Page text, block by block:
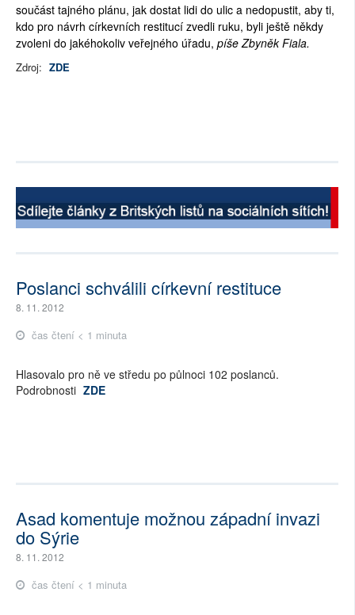
součást tajného plánu, jak dostat lidi do ulic a nedopustit, aby ti,
kdo pro návrh církevních restitucí zvedli ruku, byli ještě někdy
zvoleni do jakéhokoliv veřejného úřadu, píše Zbyněk Fiala.
Zdroj: ZDE
Poslanci schválili církevní restituce
8. 11. 2012
čas čtení < 1 minuta
Hlasovalo pro ně ve středu po půlnoci 102 poslanců.
Podrobnosti ZDE
Asad komentuje možnou západní invazi
do Sýrie
8. 11. 2012
čas čtení < 1 minuta